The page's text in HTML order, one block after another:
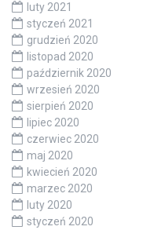
luty 2021
styczeń 2021
grudzień 2020
listopad 2020
październik 2020
wrzesień 2020
sierpień 2020
lipiec 2020
czerwiec 2020
maj 2020
kwiecień 2020
marzec 2020
luty 2020
styczeń 2020